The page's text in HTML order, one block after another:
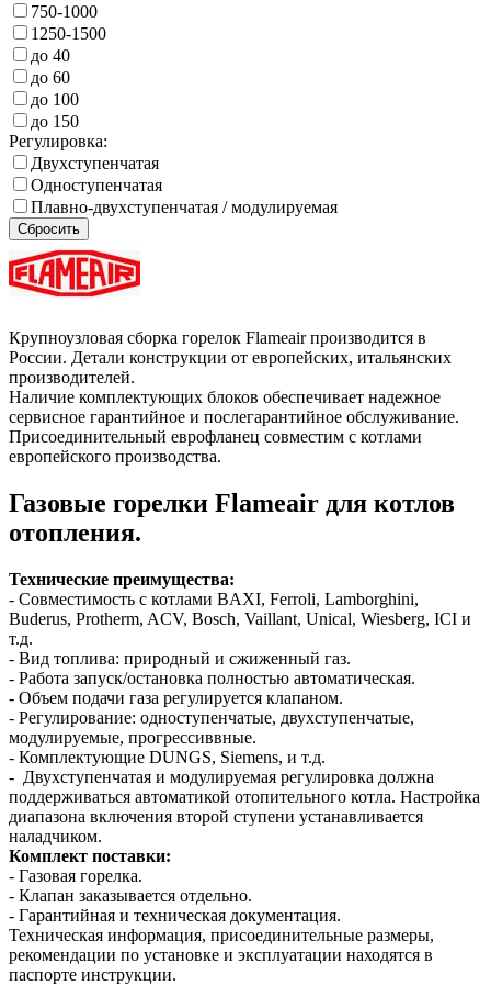
750-1000
1250-1500
до 40
до 60
до 100
до 150
Регулировка:
Двухступенчатая
Одноступенчатая
Плавно-двухступенчатая / модулируемая
Сбросить
Крупноузловая сборка горелок Flameair производится в
России. Детали конструкции от европейских, итальянских
производителей.
Наличие комплектующих блоков обеспечивает надежное
сервисное гарантийное и послегарантийное обслуживание.
Присоединительный еврофланец совместим с котлами
европейского производства.
Газовые горелки Flameair для котлов
отопления.
Технические преимущества:
- Совместимость с котлами BAXI, Ferroli, Lamborghini,
Buderus, Protherm, ACV, Bosch, Vaillant, Unical, Wiesberg, ICI и
т.д.
- Вид топлива: природный и сжиженный газ.
- Работа запуск/остановка полностью автоматическая.
- Объем подачи газа регулируется клапаном.
- Регулирование: одноступенчатые, двухступенчатые,
модулируемые, прогрессиввные.
- Комплектующие DUNGS, Siemens, и т.д.
- Двухступенчатая и модулируемая регулировка должна
поддерживаться автоматикой отопительного котла. Настройка
диапазона включения второй ступени устанавливается
наладчиком.
Комплект поставки:
- Газовая горелка.
- Клапан заказывается отдельно.
- Гарантийная и техническая документация.
Техническая информация, присоединительные размеры,
рекомендации по установке и эксплуатации находятся в
паспорте инструкции.